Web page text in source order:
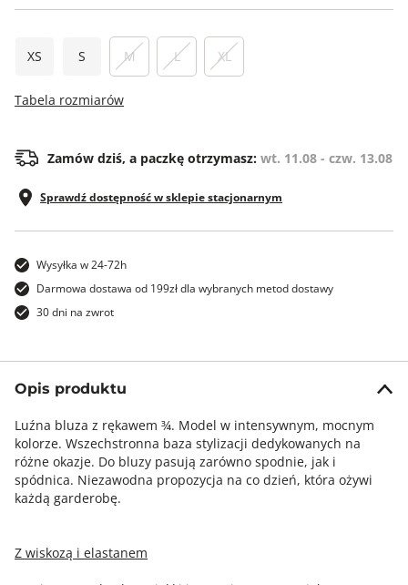
XS S M L XL
Tabela rozmiarów
Zamów dziś, a paczkę otrzymasz: wt. 11.08 - czw. 13.08
Sprawdź dostępność w sklepie stacjonarnym
Wysyłka w 24-72h
Darmowa dostawa od 199zł dla wybranych metod dostawy
30 dni na zwrot
Opis produktu
Luźna bluza z rękawem ¾. Model w intensywnym, mocnym
kolorze. Wszechstronna baza stylizacji dedykowanych na
różne okazje. Do bluzy pasują zarówno spodnie, jak i
spódnica. Niezawodna propozycja na co dzień, która ożywi
każdą garderobę.
Z wiskozą i elastanem